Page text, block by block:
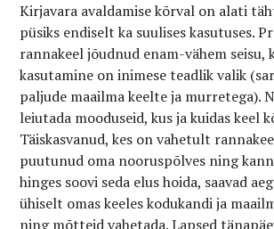
Kirjavara avaldamise kõrval on alati
püsiks endiselt ka suulises kasutuses.
rannakeel jõudnud enam-vähem seisu,
kasutamine on inimese teadlik valik
paljude maailma keelte ja murretega).
leiutada mooduseid, kus ja kuidas keel
Täiskasvanud, kes on vahetult
puutunud oma nooruspõlves ning
hinges soovi seda elus hoida, saavad
ühiselt omas keeles kodukandi ja
ning mõtteid vahetada. Lapsed